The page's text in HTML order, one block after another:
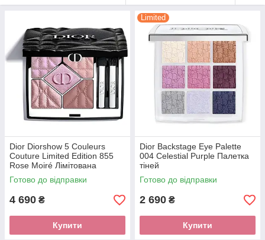
Dior Diorshow 5 Couleurs
Couture Limited Edition 855
Rose Moiré Лімітована
палетка тіней
Готово до відправки
4 690 ₴
Купити
Limited
Dior Backstage Eye Palette
004 Celestial Purple Палетка
тіней
Готово до відправки
2 690 ₴
Купити